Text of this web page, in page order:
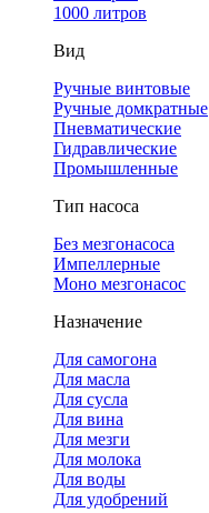
1000 литров
Вид
Ручные винтовые
Ручные домкратные
Пневматические
Гидравлические
Промышленные
Тип насоса
Без мезгонасоса
Импеллерные
Моно мезгонасос
Назначение
Для самогона
Для масла
Для сусла
Для вина
Для мезги
Для молока
Для воды
Для удобрений